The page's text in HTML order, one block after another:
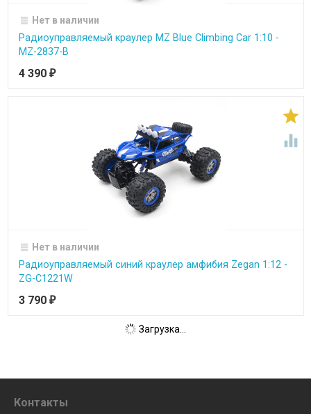
Нет в наличии
Радиоуправляемый краулер MZ Blue Climbing Car 1:10 -
MZ-2837-B
4 390 ₽


Нет в наличии
Радиоуправляемый синий краулер амфибия Zegan 1:12 -
ZG-C1221W
3 790 ₽
Загрузка...
Контакты